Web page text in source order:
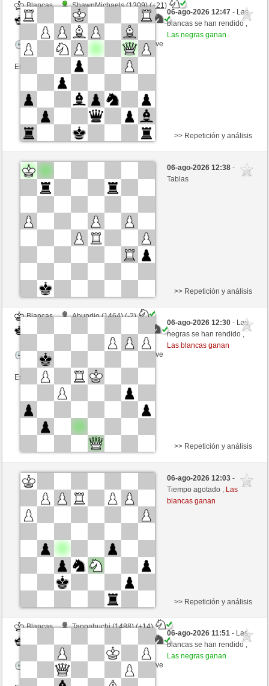
Blancas
ShawnMichaels (1309) (+21)
Negras
ciuciaciucia (1429) (-21)
Tiempo: 5 minutes/side + 0 seconds/move
Esta partida es por puntos
06-ago-2026 12:47- Las
blancas se han rendido ,
Las negras ganan
Blancas
MaxZarkhov (1294) (-10)
Negras
Esta partida es por puntos
>> Repetición y análisis
06-ago-2026 12:38-
Tablas
Blancas
Abundio (1464) (-2)
Tiempo: 5 minutes/side + 0 seconds/move
Esta partida es por puntos
>> Repetición y análisis
06-ago-2026 12:30- Las
negras se han rendido ,
Las blancas ganan
Blancas
igorvs (1659) (+7)
Negras
Tiempo: 5 minutes/side + 0 seconds/move
>> Repetición y análisis
06-ago-2026 12:03-
Tiempo agotado , Las
blancas ganan
Blancas
Tappabuchi (1488) (+14)
Tiempo: 5 minutes/side + 0 seconds/move
>> Repetición y análisis
06-ago-2026 11:51- Las
blancas se han rendido ,
Las negras ganan